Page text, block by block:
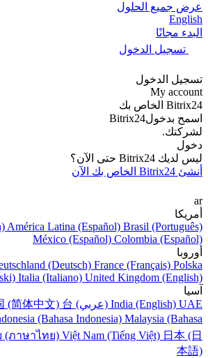
عرض جميع الحلول
English
البدء مجانًا
تسجيل الدخول
تسجيل الدخول
My account
Bitrix24 الخاص بك
اسمح بدخولBitrix24
لشركتك.
دخول
ليس لديك Bitrix24 حتى الآن؟
أنشئ Bitrix24 الخاص بك الآن
ar
أمريكا
América Latina (Español) Brasil (Português)
México (Español) Colombia (Español)
أوروبا
(Deutsch) France (Français) Polska
Italia (Italiano) United Kingdom (English)
آسيا
India (English) UAE (عربي) (简体中文) 台
(Bahasa Indonesia) Malaysia (Bahasa
(ภาษาไทย) Việt Nam (Tiếng Việt) 日本 (日
本語)